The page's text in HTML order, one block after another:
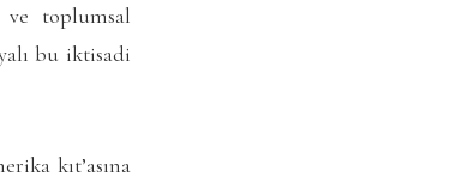
toplumsal
bu iktisadi
kıt’asına